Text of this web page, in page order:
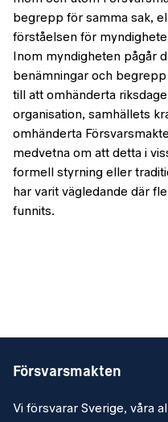
begrepp för samma sak,
förståelsen för
Inom myndigheten pågår
benämningar och
till att omhänderta
organisation, samhällets
omhänderta
medvetna om att detta i
formell styrning eller
har varit vägledande där
funnits.
Försvarsmakten
Vi försvarar Sverige, våra